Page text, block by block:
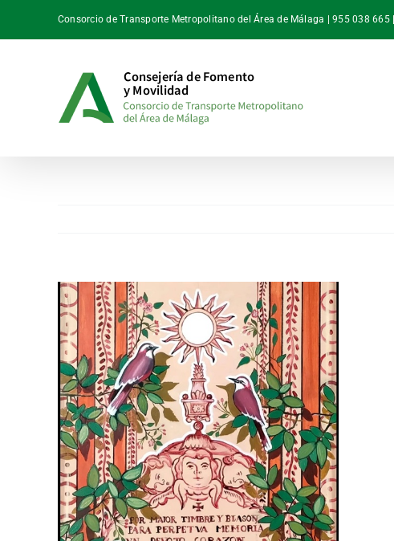
Consorcio de Transporte Metropolitano del Área de Málaga | 955 038 665 |
Ver
imagen
más
grande